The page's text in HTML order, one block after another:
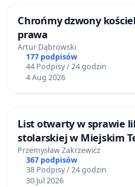
Chrońmy dzwony
prawa
Artur Dąbrowski
177 podpisów
44 Podpisy / 24 godzin
4 Aug 2026
List otwarty w sprawie
stolarskiej w Miejskim
Gdańsku
Przemysław Zakrzewicz
367 podpisów
38 Podpisy / 24 godzin
30 Jul 2026